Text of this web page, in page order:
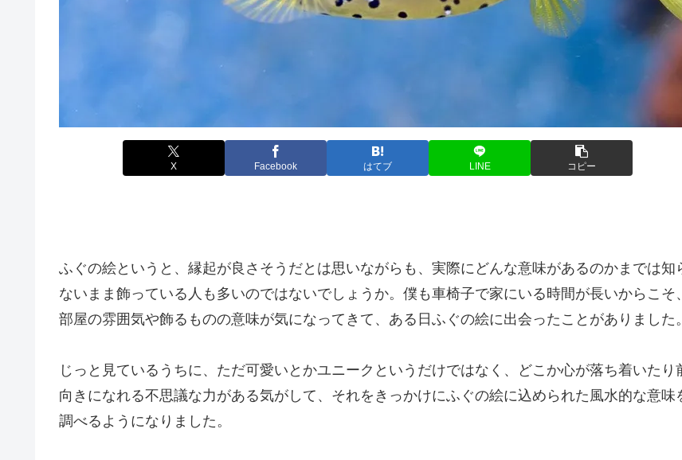
X Facebook はてブ LINE コピー
ふぐの絵というと、縁起が良さそうだとは思いながらも、実際にどんな意味があるのかまでは知
ないまま飾っている人も多いのではないでしょうか。僕も車椅子で家にいる時間が長いからこそ、
部屋の雰囲気や飾るものの意味が気になってきて、ある日ふぐの絵に出会ったことがありました。
じっと見ているうちに、ただ可愛いとかユニークというだけではなく、どこか心が落ち着いたり
向きになれる不思議な力がある気がして、それをきっかけにふぐの絵に込められた風水的な意味
調べるようになりました。